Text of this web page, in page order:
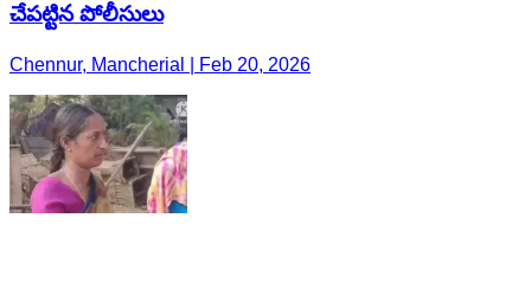
చేపట్టిన పోలీసులు
Chennur, Mancherial | Feb 20, 2026